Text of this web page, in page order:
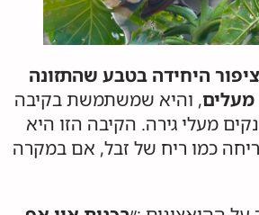
היחידה בטבע שהתזונה
, והיא שמשתמשת בקיבה
מעלי גירה. הקיבה הזו היא
כמו ריח של זבל, אם במקרה